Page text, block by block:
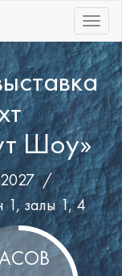
|||
Шоу»
2027 /
1, залы 1, 4